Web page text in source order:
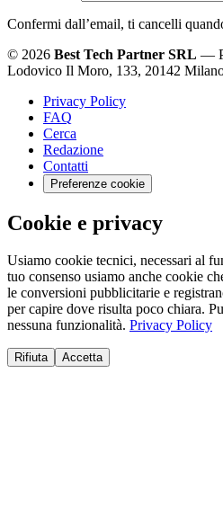
Confermi dall’email, ti cancelli
© 2026 Best Tech Partner SRL —
Lodovico Il Moro, 133, 20142
Privacy Policy
FAQ
Cerca
Redazione
Contatti
Preferenze cookie
Cookie e privacy
Usiamo cookie tecnici, necessari al
tuo consenso usiamo anche cookie
le conversioni pubblicitarie e
per capire dove risulta poco chiara.
nessuna funzionalità. Privacy Policy
Rifiuta Accetta